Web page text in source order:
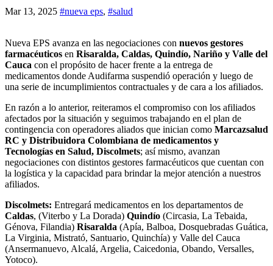
Mar 13, 2025 #nueva eps, #salud
Nueva EPS avanza en las negociaciones con nuevos gestores
farmacéuticos en Risaralda, Caldas, Quindío, Nariño y Valle del
Cauca con el propósito de hacer frente a la entrega de
medicamentos donde Audifarma suspendió operación y luego de
una serie de incumplimientos contractuales y de cara a los afiliados.
En razón a lo anterior, reiteramos el compromiso con los afiliados
afectados por la situación y seguimos trabajando en el plan de
contingencia con operadores aliados que inician como Marcazsalud
RC y Distribuidora Colombiana de medicamentos y
Tecnologías en Salud, Discolmets; así mismo, avanzan
negociaciones con distintos gestores farmacéuticos que cuentan con
la logística y la capacidad para brindar la mejor atención a nuestros
afiliados.
Discolmets: Entregará medicamentos en los departamentos de
Caldas, (Viterbo y La Dorada) Quindío (Circasia, La Tebaida,
Génova, Filandia) Risaralda (Apía, Balboa, Dosquebradas Guática,
La Virginia, Mistrató, Santuario, Quinchía) y Valle del Cauca
(Ansermanuevo, Alcalá, Argelia, Caicedonia, Obando, Versalles,
Yotoco).